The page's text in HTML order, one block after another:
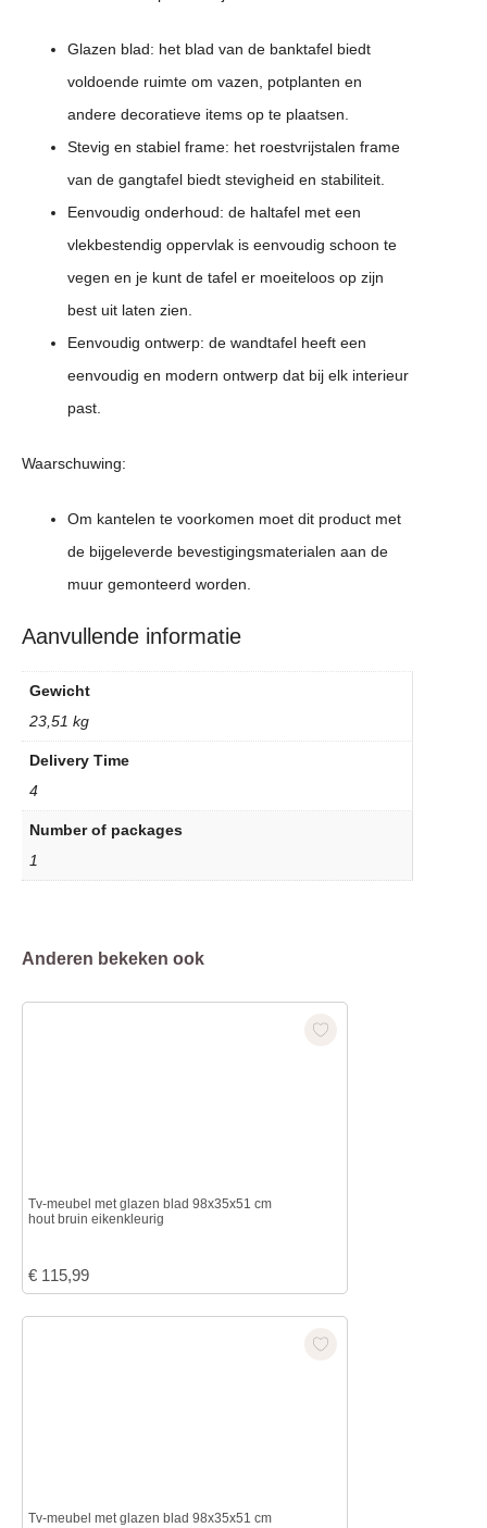
Glazen blad: het blad van de banktafel biedt
voldoende ruimte om vazen, potplanten en
andere decoratieve items op te plaatsen.
Stevig en stabiel frame: het roestvrijstalen frame
van de gangtafel biedt stevigheid en stabiliteit.
Eenvoudig onderhoud: de haltafel met een
vlekbestendig oppervlak is eenvoudig schoon te
vegen en je kunt de tafel er moeiteloos op zijn
best uit laten zien.
Eenvoudig ontwerp: de wandtafel heeft een
eenvoudig en modern ontwerp dat bij elk interieur
past.
Waarschuwing:
Om kantelen te voorkomen moet dit product met
de bijgeleverde bevestigingsmaterialen aan de
muur gemonteerd worden.
Aanvullende informatie
Gewicht
23,51 kg
Delivery Time
4
Number of packages
1
Anderen bekeken ook
Tv-meubel met glazen blad 98x35x51 cm
hout bruin eikenkleurig
€ 115,99
Tv-meubel met glazen blad 98x35x51 cm